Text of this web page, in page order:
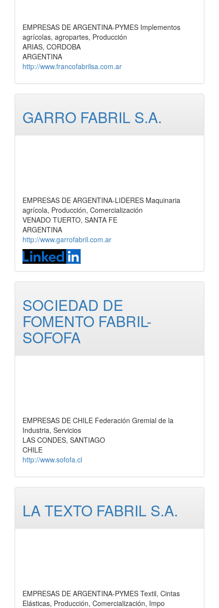
EMPRESAS DE ARGENTINA-PYMES Implementos
agrícolas, agropartes, Producción
ARIAS, CORDOBA
ARGENTINA
http://www.francofabrilsa.com.ar
GARRO FABRIL S.A.
EMPRESAS DE ARGENTINA-LIDERES Maquinaria
agrícola, Producción, Comercialización
VENADO TUERTO, SANTA FE
ARGENTINA
http://www.garrofabril.com.ar
SOCIEDAD DE
FOMENTO FABRIL-
SOFOFA
EMPRESAS DE CHILE Federación Gremial de la
Industria, Servicios
LAS CONDES, SANTIAGO
CHILE
http://www.sofofa.cl
LA TEXTO FABRIL S.A.
EMPRESAS DE ARGENTINA-PYMES Textil, Cintas
Elásticas, Producción, Comercialización, Impo